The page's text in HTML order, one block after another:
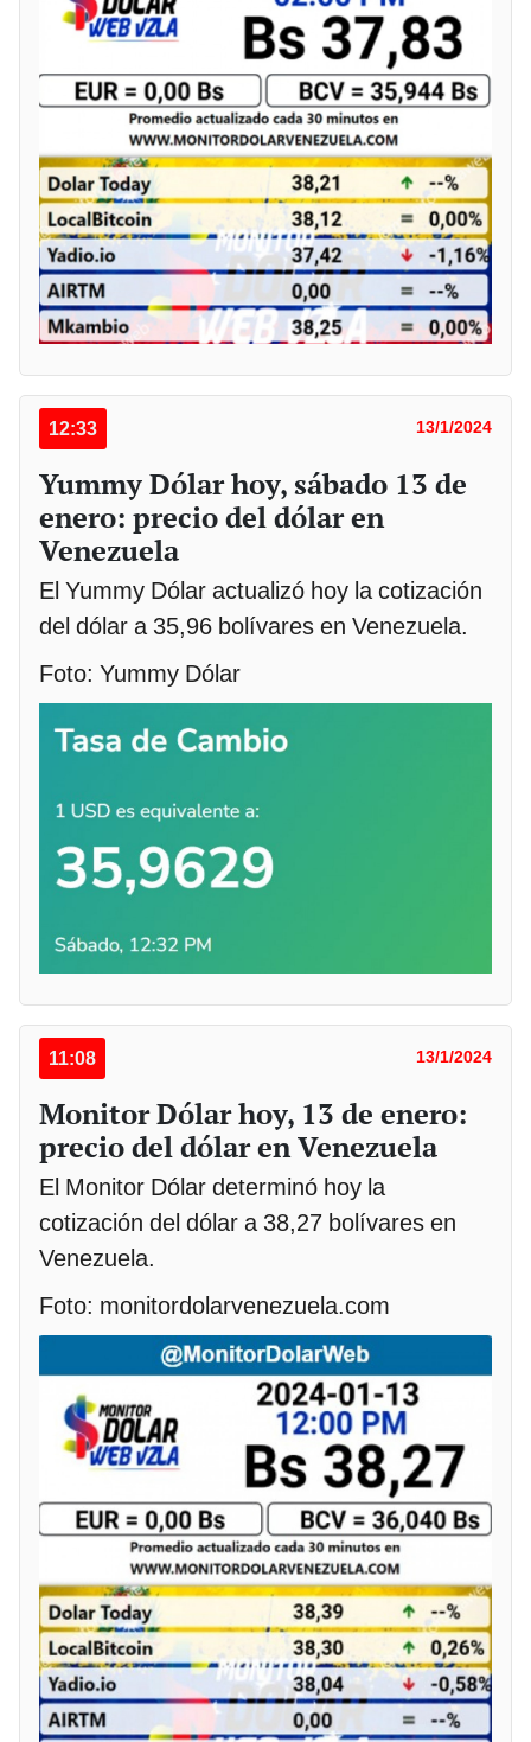
12:33 13/1/2024
Yummy Dólar hoy, sábado 13 de
enero: precio del dólar en
Venezuela
El Yummy Dólar actualizó hoy la cotización
del dólar a 35,96 bolívares en Venezuela.
Foto: Yummy Dólar
11:08 13/1/2024
Monitor Dólar hoy, 13 de enero:
precio del dólar en Venezuela
El Monitor Dólar determinó hoy la
cotización del dólar a 38,27 bolívares en
Venezuela.
Foto: monitordolarvenezuela.com